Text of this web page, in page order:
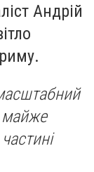
Андрій
майже